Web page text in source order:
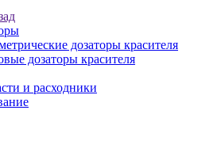
дозаторы красителя
дозаторы красителя
и расходники